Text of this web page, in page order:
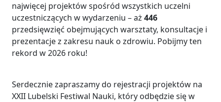
najwięcej projektów spośród wszystkich uczelni
uczestniczących w wydarzeniu – aż 446
przedsięwzięć obejmujących warsztaty, konsultacje i
prezentacje z zakresu nauk o zdrowiu. Pobijmy ten
rekord w 2026 roku!
Serdecznie zapraszamy do rejestracji projektów na
XXII Lubelski Festiwal Nauki, który odbędzie się w